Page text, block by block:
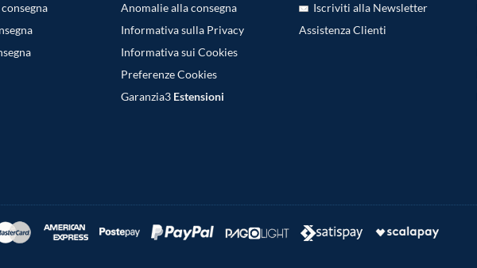
Anomalie alla consegna
Informativa sulla Privacy
Informativa sui Cookies
Preferenze Cookies
Garanzia3 Estensioni
Iscriviti alla Newsletter
Assistenza Clienti